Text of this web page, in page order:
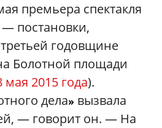
премьера спектакля
— постановки,
годовщине
Болотной площади
2015 года).
дела» вызвала
— говорит он. — На